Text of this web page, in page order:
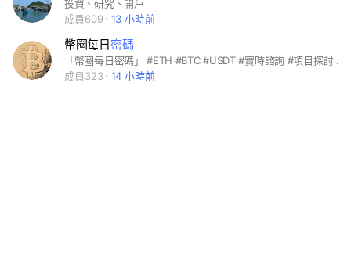
投資、研究、開戶
成員609
13 小時前
幣圈每日密碼
「幣圈每日密碼」 #ETH #BTC #USDT #實時諮詢 #項目探討 致力打造幣圈和諧社區 https://line.me/ti/g2/LhIJKS3etN8jkZzER4-EhxwcV2ivKcx1SiwC3Q?utm_source=invitation&utm_medium=link_copy&utm_campaign=default
成員323
14 小時前